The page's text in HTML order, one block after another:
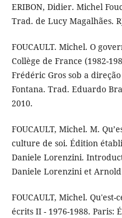
ERIBON, Didier. Michel
Trad. de Lucy Magalhães.
FOUCAULT. Michel. O
Collège de France (1982-
Frédéric Gros sob a
Fontana. Trad. Eduardo
2010.
FOUCAULT, Michel. M.
culture de soi. Édition
Daniele Lorenzini.
Daniele Lorenzini et
FOUCAULT, Michel.
écrits II - 1976-1988. Paris: